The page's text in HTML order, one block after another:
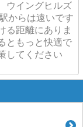
イングヒルズ
らは遠いです
る距離にありま
ともっと快適で
してください